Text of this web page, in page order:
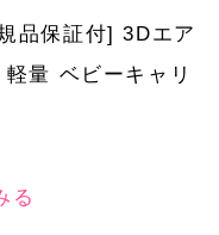
品保証付] 3Dエア
量 ベビーキャリ
る